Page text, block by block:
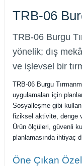
TRB-06
TRB-06 Burgu
yönelik; dış
ve işlevsel bir
TRB-06 Burgu
uygulamaları için
Sosyalleşme gibi
fiziksel aktivite, denge
Ürün ölçüleri, güvenli
planlamasında ihtiyaç
Öne Çıkan